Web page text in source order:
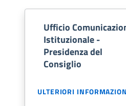
Ufficio
Istituzionale -
Presidenza del
Consiglio
ULTERIORI